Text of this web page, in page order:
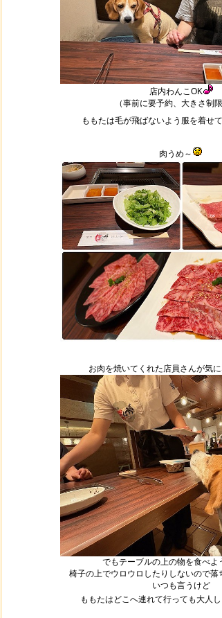
店内わんこOK
（事前に要予約、大きさ制限
ももたは毛が飛ばないよう服を着せ
肉うめ～
お肉を焼いてくれた店員さんが気
でもテーブルの上の物を食べよ
椅子の上でウロウロしたりしないので落
いつも言うけど
ももたはどこへ連れて行っても大人